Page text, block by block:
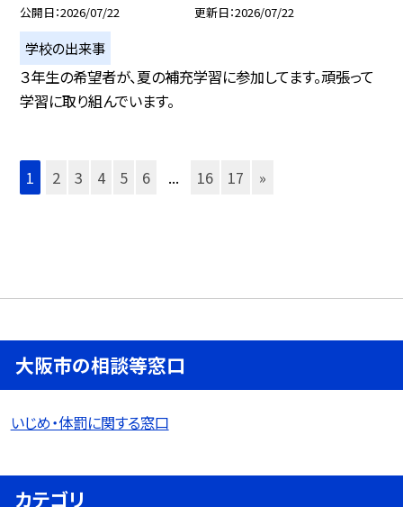
公開日 2026/07/22 更新日 2026/07/22
学校の出来事
３年生の希望者が、夏の補充学習に参加してます。頑張って
学習に取り組んでいます。
1 2 3 4 5 6 ... 16 17 »
大阪市の相談等窓口
いじめ・体罰に関する窓口
カテゴリ